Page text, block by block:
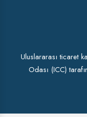
Uluslararası ticaret
Odası (ICC)